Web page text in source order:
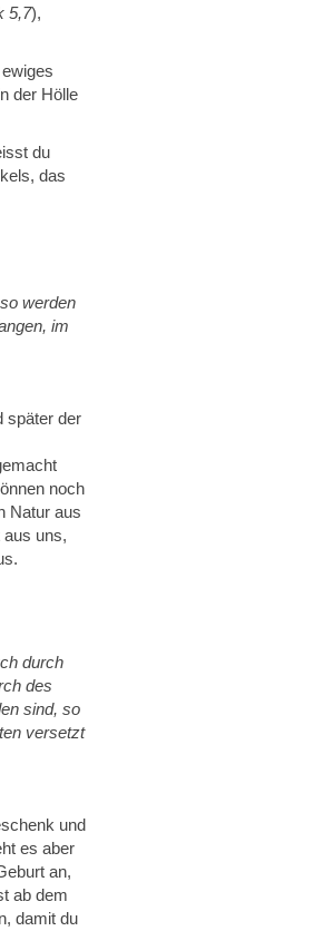
5,7),
der Hölle
du
das
werden
im
später der
noch
Natur aus
uns,
durch
des
sind, so
versetzt
und
es aber
an,
ab dem
damit du